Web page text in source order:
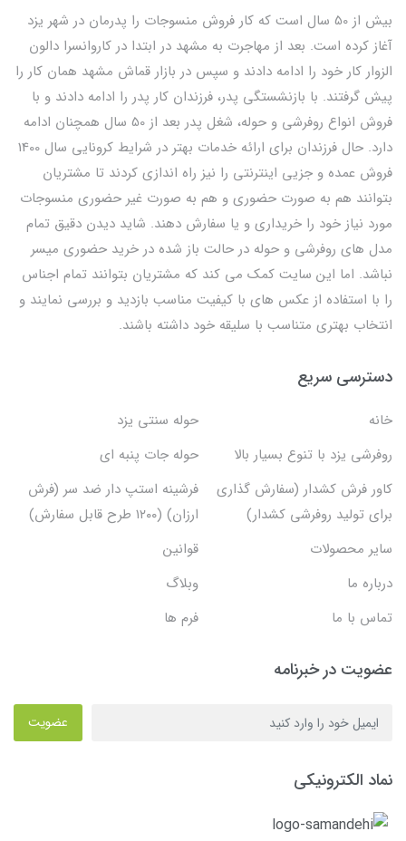
بیش از 50 سال است که کار فروش منسوجات را پدرمان در شهر یزد
آغاز کرده است. بعد از مهاجرت به مشهد در ابتدا در کاروانسرا دالون
الزوار کار خود را ادامه دادند و سپس در بازار قماش مشهد همان کار را
پیش گرفتند. با بازنشستگی پدر، فرزندان کار پدر را ادامه دادند و با
فروش انواع روفرشی و حوله، شغل پدر بعد از 50 سال همچنان ادامه
دارد. حال فرزندان برای ارائه خدمات بهتر در شرایط کرونایی سال 1400
فروش عمده و جزیی اینترنتی را نیز راه اندازی کردند تا مشتریان
بتوانند هم به صورت حضوری و هم به صورت غیر حضوری منسوجات
مورد نیاز خود را خریداری و یا سفارش دهند. شاید دیدن دقیق تمام
مدل های روفرشی و حوله در حالت باز شده در خرید حضوری میسر
نباشد. اما این سایت کمک می کند که مشتریان بتوانند تمام اجناس
را با استفاده از عکس های با کیفیت مناسب بازدید و بررسی نمایند و
انتخاب بهتری متناسب با سلیقه خود داشته باشند.
دسترسی سریع
خانه
حوله سنتی یزد
روفرشی یزد با تنوع بسیار بالا
حوله جات پنبه ای
کاور فرش کشدار (سفارش گذاری
برای تولید روفرشی کشدار)
فرشینه استپ دار ضد سر (فرش
ارزان) (۱۲۰۰ طرح قابل سفارش)
سایر محصولات
قوانین
درباره ما
وبلاگ
تماس با ما
فرم ها
عضویت در خبرنامه
عضویت
نماد الکترونیکی